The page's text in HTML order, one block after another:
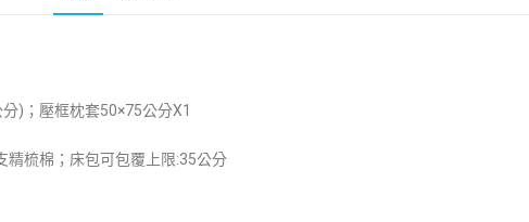
)；壓框枕套50×75公分X1
精梳棉；床包可包覆上限:35公分